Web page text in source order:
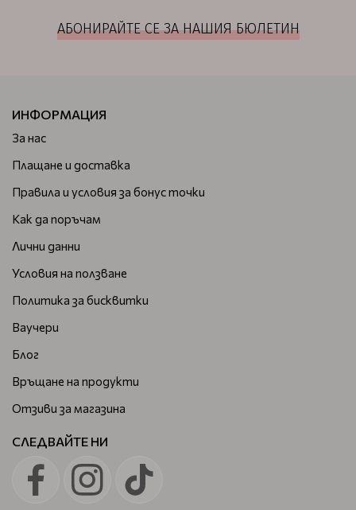
АБОНИРАЙТЕ СЕ ЗА НАШИЯ БЮЛЕТИН
ИНФОРМАЦИЯ
За нас
Плащане и доставка
Правила и условия за бонус точки
Как да поръчам
Лични данни
Условия на ползване
Политика за бисквитки
Ваучери
Блог
Връщане на продукти
Отзиви за магазина
СЛЕДВАЙТЕ НИ